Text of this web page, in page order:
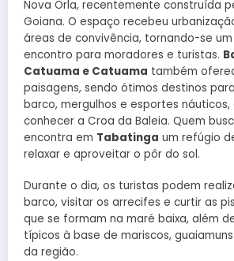
Nova Orla, recentemente construída
Goiana. O espaço recebeu
áreas de convivência, tornando-se
encontro para moradores e turistas.
Catuama e Catuama também
paisagens, sendo ótimos destinos
barco, mergulhos e esportes
conhecer a Croa da Baleia. Quem
encontra em Tabatinga um refúgio
relaxar e aproveitar o pôr do sol.
Durante o dia, os turistas podem
barco, visitar os arrecifes e curtir as
que se formam na maré baixa, além
típicos à base de mariscos,
da região.